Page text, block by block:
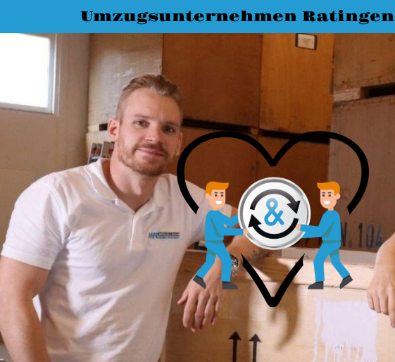
Umzugsunternehmen Ratingen